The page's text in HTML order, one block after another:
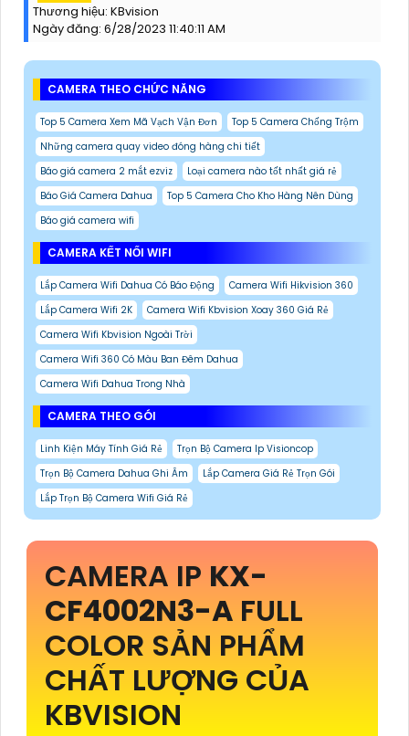
Thương hiệu: KBvision
Ngày đăng: 6/28/2023 11:40:11 AM
CAMERA THEO CHỨC NĂNG
Top 5 Camera Xem Mã Vạch Vận Đơn
Top 5 Camera Chống Trộm
Những camera quay video đóng hàng chi tiết
Báo giá camera 2 mắt ezviz
Loại camera nào tốt nhất giá rẻ
Báo Giá Camera Dahua
Top 5 Camera Cho Kho Hàng Nên Dùng
Báo giá camera wifi
CAMERA KẾT NỐI WIFI
Lắp Camera Wifi Dahua Có Báo Động
Camera Wifi Hikvision 360
Lắp Camera Wifi 2K
Camera Wifi Kbvision Xoay 360 Giá Rẻ
Camera Wifi Kbvision Ngoài Trời
Camera Wifi 360 Có Màu Ban Đêm Dahua
Camera Wifi Dahua Trong Nhà
CAMERA THEO GÓI
Linh Kiện Máy Tính Giá Rẻ
Trọn Bộ Camera Ip Visioncop
Trọn Bộ Camera Dahua Ghi Âm
Lắp Camera Giá Rẻ Trọn Gói
Lắp Trọn Bộ Camera Wifi Giá Rẻ
CAMERA IP KX-
CF4002N3-A FULL
COLOR SẢN PHẨM
CHẤT LƯỢNG CỦA
KBVISION